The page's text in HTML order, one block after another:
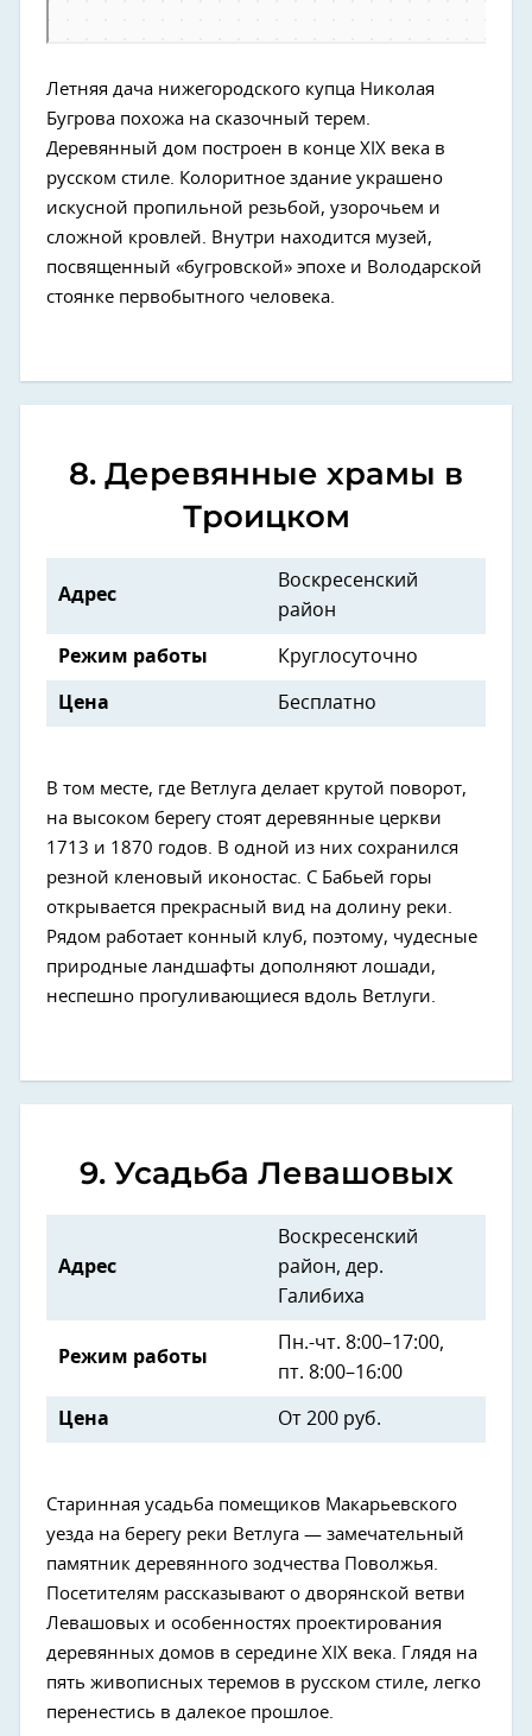
Летняя дача нижегородского купца Николая
Бугрова похожа на сказочный терем.
Деревянный дом построен в конце XIX века в
русском стиле. Колоритное здание украшено
искусной пропильной резьбой, узорочьем и
сложной кровлей. Внутри находится музей,
посвященный «бугровской» эпохе и Володарской
стоянке первобытного человека.
8. Деревянные храмы в
Троицком
Адрес
Воскресенский
район
Режим работы Круглосуточно
Цена Бесплатно
В том месте, где Ветлуга делает крутой поворот,
на высоком берегу стоят деревянные церкви
1713 и 1870 годов. В одной из них сохранился
резной кленовый иконостас. С Бабьей горы
открывается прекрасный вид на долину реки.
Рядом работает конный клуб, поэтому, чудесные
природные ландшафты дополняют лошади,
неспешно прогуливающиеся вдоль Ветлуги.
9. Усадьба Левашовых
Адрес
Воскресенский
район, дер.
Галибиха
Режим работы
Пн.-чт. 8:00–17:00,
пт. 8:00–16:00
Цена От 200 руб.
Старинная усадьба помещиков Макарьевского
уезда на берегу реки Ветлуга — замечательный
памятник деревянного зодчества Поволжья.
Посетителям рассказывают о дворянской ветви
Левашовых и особенностях проектирования
деревянных домов в середине XIX века. Глядя на
пять живописных теремов в русском стиле, легко
перенестись в далекое прошлое.